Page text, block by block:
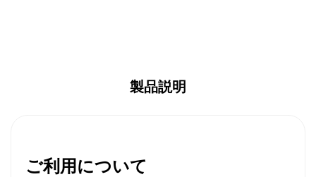
製品説明
ご利用について